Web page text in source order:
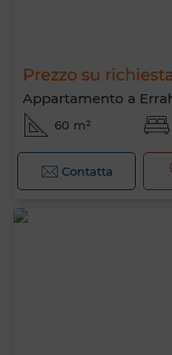
Prezzo su richiesta
Appartamento a
60 m²
Contatta